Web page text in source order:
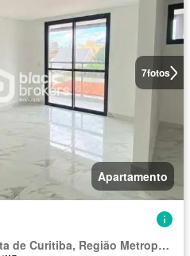
7fotos
Apartamento
Região Geográfica Imediata de Curitiba, Região Metropolitana de Curitiba